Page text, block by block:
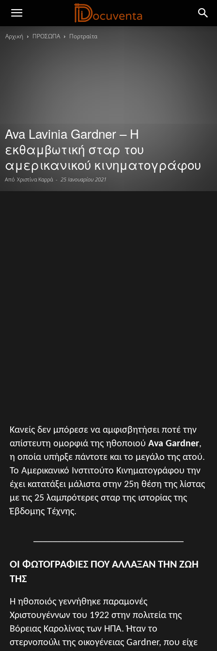
Αρχική ΠΡΟΣΩΠΑ Πορτραίτα
Ava Lavinia Gardner – Η
εκθαμβωτική σταρ του
αμερικανικού κινηματογράφου
Από Χριστίνα Καρρά - 25 Ιανουαρίου 2021
Κανείς δεν μπόρεσε να αμφισβητήσει ποτέ την
απίστευτη ομορφιά της ηθοποιού Ava Gardner,
η οποία υπήρξε πάντοτε και το μεγάλο της ατού.
Το Αμερικανικό Ινστιτούτο Κινηματογράφου την
έχει κατατάξει μάλιστα στην 25η θέση της λίστας
με τις 25 λαμπρότερες σταρ της ιστορίας της
Έβδομης Τέχνης.
ΟΙ ΦΩΤΟΓΡΑΦΙΕΣ ΠΟΥ ΑΛΛΑΞΑΝ ΤΗΝ ΖΩΗ
ΤΗΣ
Η ηθοποιός γεννήθηκε παραμονές
Χριστουγέννων του 1922 στην πολιτεία της
Βόρειας Καρολίνας των ΗΠΑ. Ήταν το
στερνοπούλι της οικογένειας Gardner, που είχε